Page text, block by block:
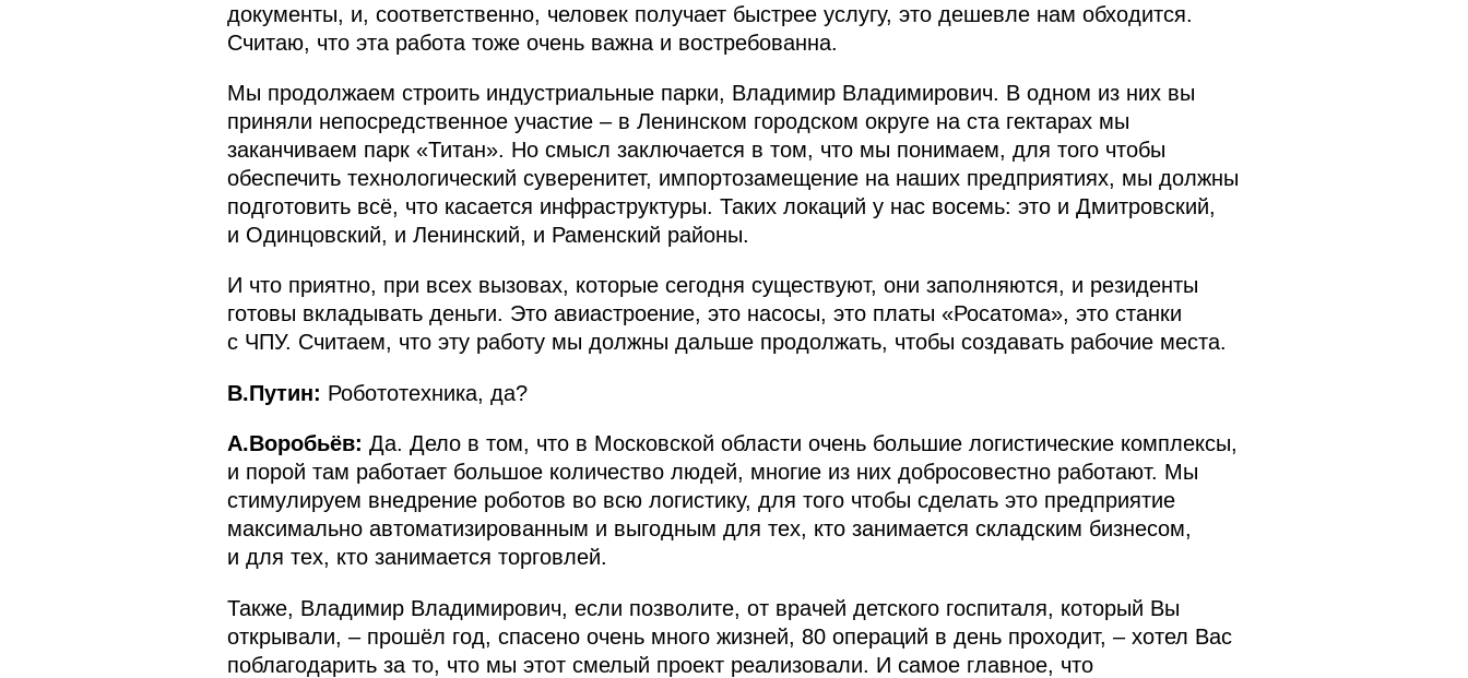
документы, и, соответственно, человек получает быстрее услугу, это дешевле нам обходится.
Считаю, что эта работа тоже очень важна и востребованна.
Мы продолжаем строить индустриальные парки, Владимир Владимирович. В одном из них вы
приняли непосредственное участие – в Ленинском городском округе на ста гектарах мы
заканчиваем парк «Титан». Но смысл заключается в том, что мы понимаем, для того чтобы
обеспечить технологический суверенитет, импортозамещение на наших предприятиях, мы должны
подготовить всё, что касается инфраструктуры. Таких локаций у нас восемь: это и Дмитровский,
и Одинцовский, и Ленинский, и Раменский районы.
И что приятно, при всех вызовах, которые сегодня существуют, они заполняются, и резиденты
готовы вкладывать деньги. Это авиастроение, это насосы, это платы «Росатома», это станки
с ЧПУ. Считаем, что эту работу мы должны дальше продолжать, чтобы создавать рабочие места.
В.Путин: Робототехника, да?
А.Воробьёв: Да. Дело в том, что в Московской области очень большие логистические комплексы,
и порой там работает большое количество людей, многие из них добросовестно работают. Мы
стимулируем внедрение роботов во всю логистику, для того чтобы сделать это предприятие
максимально автоматизированным и выгодным для тех, кто занимается складским бизнесом,
и для тех, кто занимается торговлей.
Также, Владимир Владимирович, если позволите, от врачей детского госпиталя, который Вы
открывали, – прошёл год, спасено очень много жизней, 80 операций в день проходит, – хотел Вас
поблагодарить за то, что мы этот смелый проект реализовали. И самое главное, что